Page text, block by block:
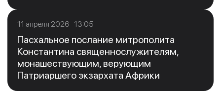
11 апреля 2026 13:05
Пасхальное послание митрополита
Константина священнослужителям,
монашествующим, верующим
Патриаршего экзархата Африки